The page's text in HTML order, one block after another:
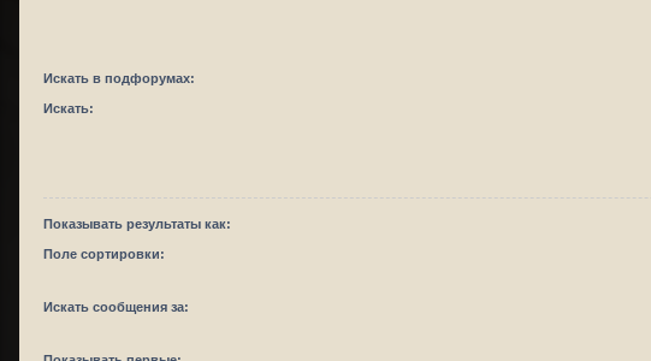
Искать в подфорумах:
Искать:
Показывать результаты как:
Поле сортировки:
Искать сообщения за: